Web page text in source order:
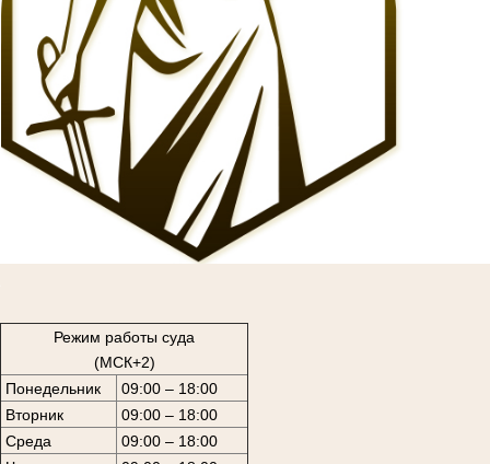
Режим работы суда
(МСК+2)
Понедельник
09:00 – 18:00
Вторник
09:00 – 18:00
Среда
09:00 – 18:00